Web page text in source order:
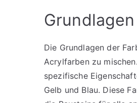
Die Grundlagen der
Acrylfarben zu
spezifische
Gelb und Blau. Diese